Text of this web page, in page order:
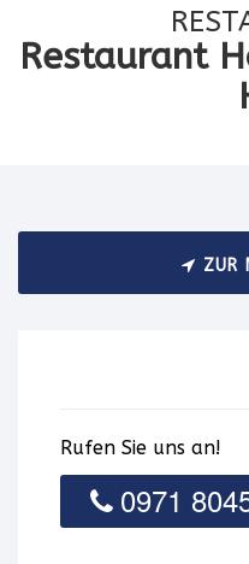
Restaurant
ZUR
Rufen Sie uns an!
0971